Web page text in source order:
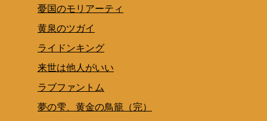
憂国のモリアーティ
黄泉のツガイ
ライドンキング
来世は他人がいい
ラブファントム
夢の雫、黄金の鳥籠（完）